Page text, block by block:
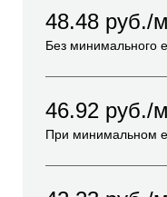
48.48 руб./
Без минимального
46.92 руб./
При минимальном